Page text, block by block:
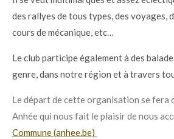
des rallyes de tous types, des voyages,
cours de mécanique, etc…
Le club participe également à des
genre, dans notre région et à travers
Le départ de cette organisation se fera
Anhée qui nous fait le plaisir de nous
Commune (anhee.be)